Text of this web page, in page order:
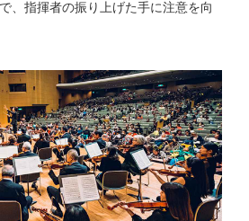
、指揮者の振り上げた手に注意を向